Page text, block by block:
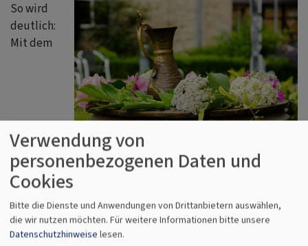
So wird
deutlich:
Mit dem
Sakrament der Taufe werden wir in die Geschichte Gottes
mit seinen Menschen hineingestellt, Gottes Geist und
Heil werden uns zugesprochen. Dieses Versprechen gilt
ein Leben lang. Deshalb wird die Taufe auch nur einmal
gefeiert.
Verwendung von
personenbezogenen Daten und
Cookies
Bitte die Dienste und Anwendungen von Drittanbietern auswählen,
die wir nutzen möchten. Für weitere Informationen bitte unsere
Datenschutzhinweise lesen.